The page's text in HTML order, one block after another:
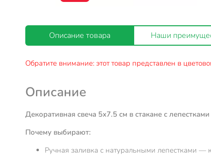
Описание товара Наши
Обратите внимание: этот товар представлен в
Описание
Декоративная свеча 5х7.5 см в стакане с
Почему выбирают:
Ручная заливка с натуральными лепестками —